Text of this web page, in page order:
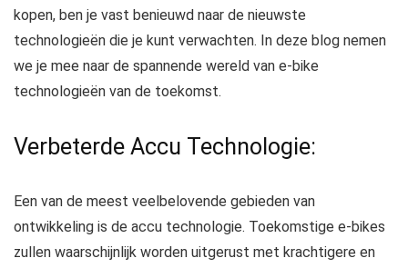
kopen, ben je vast benieuwd naar de nieuwste
technologieën die je kunt verwachten. In deze blog nemen
we je mee naar de spannende wereld van e-bike
technologieën van de toekomst.
Verbeterde Accu Technologie:
Een van de meest veelbelovende gebieden van
ontwikkeling is de accu technologie. Toekomstige e-bikes
zullen waarschijnlijk worden uitgerust met krachtigere en